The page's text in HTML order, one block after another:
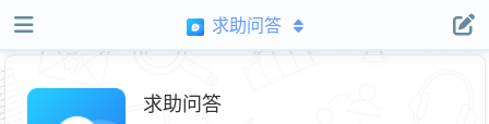
求助问答
求助问答